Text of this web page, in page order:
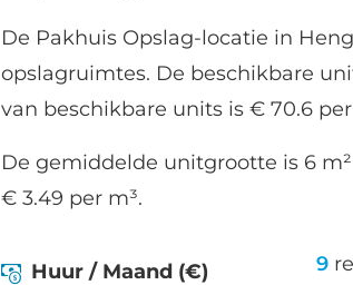
De Pakhuis Opslag-locatie in
opslagruimtes. De beschikbare
van beschikbare units is € 70.6
De gemiddelde unitgrootte is 6
€ 3.49 per m³.
9
Huur / Maand (€)